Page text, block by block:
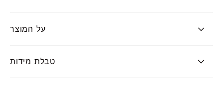
על המוצר
טבלת מידות